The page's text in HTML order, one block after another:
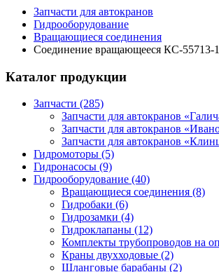
Запчасти для автокранов
Гидрооборудование
Вращающиеся соединения
Соединение вращающееся КС-55713-
Каталог продукции
Запчасти (285)
Запчасти для автокранов
Запчасти для автокранов
Запчасти для автокранов
Гидромоторы (5)
Гидронасосы (9)
Гидрооборудование (40)
Вращающиеся соединения (8)
Гидробаки (6)
Гидрозамки (4)
Гидроклапаны (12)
Комплекты трубопроводов на
Краны двухходовые (2)
Шланговые барабаны (2)